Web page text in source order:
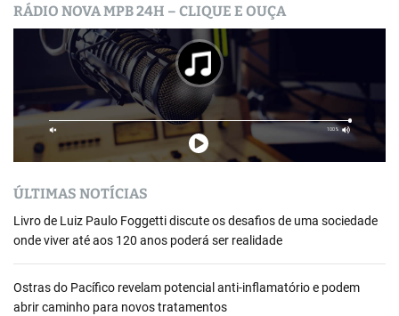
RÁDIO NOVA MPB 24H – CLIQUE E OUÇA
ÚLTIMAS NOTÍCIAS
Livro de Luiz Paulo Foggetti discute os desafios de uma sociedade
onde viver até aos 120 anos poderá ser realidade
Ostras do Pacífico revelam potencial anti-inflamatório e podem
abrir caminho para novos tratamentos